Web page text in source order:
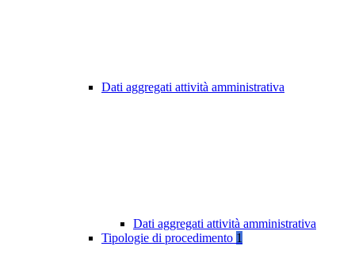
Dati aggregati attività amministrativa
Dati aggregati attività amministrativa
Tipologie di procedimento 1